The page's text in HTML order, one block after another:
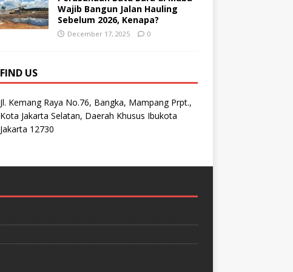
Wajib Bangun Jalan Hauling
Sebelum 2026, Kenapa?
December 17, 2025 0
FIND US
Jl. Kemang Raya No.76, Bangka, Mampang Prpt.,
Kota Jakarta Selatan, Daerah Khusus Ibukota
Jakarta 12730